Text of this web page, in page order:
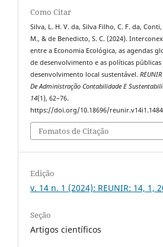
Como Citar
Silva, L. H. V. da, Silva Filho, C. F. da,
M., & de Benedicto, S. C. (2024).
entre a Economia Ecológica, as agendas
de desenvolvimento e as políticas públicas
desenvolvimento local sustentável.
De Administração Contabilidade E
14(1), 62–76.
https://doi.org/10.18696/reunir.v14i1.1484
Fomatos de Citação
Edição
v. 14 n. 1 (2024): REUNIR: 14, 1,
Seção
Artigos científicos